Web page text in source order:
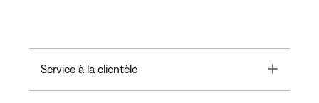
Service à la clientèle Toggle